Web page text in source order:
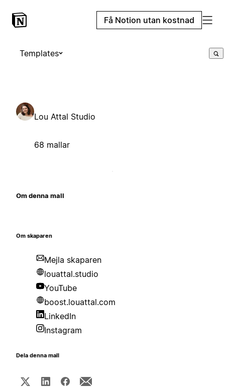
Få Notion utan kostnad
Templates
Lou Attal Studio
68 mallar
Om denna mall
Om skaparen
Mejla skaparen
louattal.studio
YouTube
boost.louattal.com
LinkedIn
Instagram
Dela denna mall